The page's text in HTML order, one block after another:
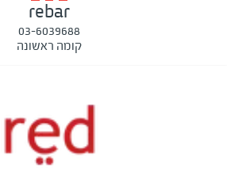
rebar
03-6039688
קומה ראשונה